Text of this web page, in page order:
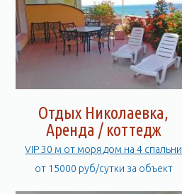
Отдых Николаевка,
Аренда / коттедж
VIP 30 м от моря дом на 4 спальни
от 15000 руб/сутки за объект